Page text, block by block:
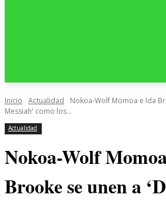
Inicio Actualidad
Nokoa-Wolf Momoa e Ida
Messiah' como los...
Actualidad
Nokoa-Wolf
Brooke se unen a